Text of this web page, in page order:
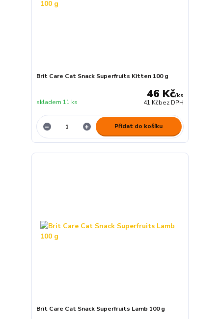
Brit Care Cat Snack Superfruits Kitten 100 g
46 Kč/ks
41 Kčbez DPH
skladem 11 ks
Přidat do košíku
Brit Care Cat Snack Superfruits Lamb 100 g